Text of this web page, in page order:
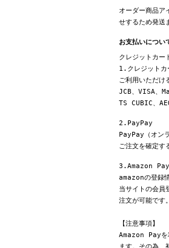
オーダー商品ア
せするため発送
お支払いについ
クレジットカー
1.クレジットカ
ご利用いただけ
JCB、VISA、
TS CUBIC、
2.PayPay
PayPay（オン
ご注文を確定す
3.Amazon Pay
amazonの登録
当サイトの会員
注文が可能です。
【注意事項】
Amazon Payを